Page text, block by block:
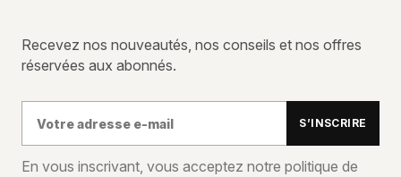
Recevez nos nouveautés, nos conseils et nos offres
réservées aux abonnés.
e-
S’INSCRIRE
En vous inscrivant, vous acceptez notre politique de